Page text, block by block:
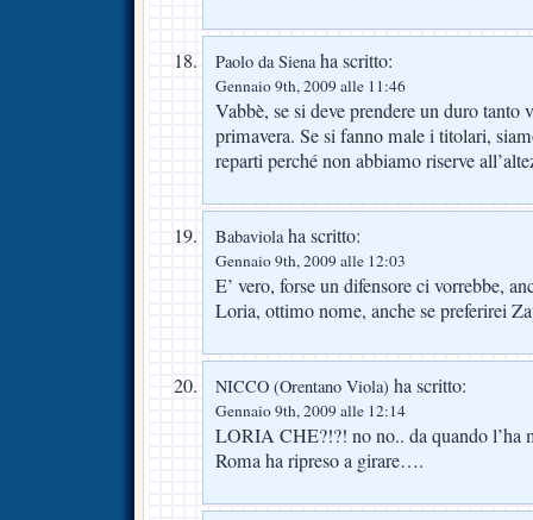
Paolo da Sienaha scritto:
Gennaio 9th, 2009 alle 11:46
Vabbè, se si deve prendere un duro tanto
primavera. Se si fanno male i titolari,
reparti perché non abbiamo riserve
Babaviolaha scritto:
Gennaio 9th, 2009 alle 12:03
E’ vero, forse un difensore ci vorrebbe,
Loria, ottimo nome, anche se preferirei
NICCO (Orentano Viola) ha scritto:
Gennaio 9th, 2009 alle 12:14
LORIA CHE?!?! no no.. da quando l’ha
Roma ha ripreso a girare….